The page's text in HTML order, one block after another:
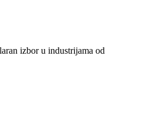
izbor u industrijama od